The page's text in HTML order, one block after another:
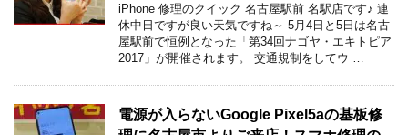
iPhone 修理のクイック 名古屋駅前 名駅店です♪ 連
休中日ですが良い天気ですね～ 5月4日と5日は名古
屋駅前で恒例となった「第34回ナゴヤ・エキトピア
2017」が開催されます。 交通規制をしてウ …
電源が入らないGoogle Pixel5aの基板修